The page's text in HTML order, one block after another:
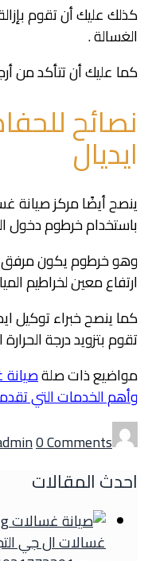
كذلك عليك أن تقوم
الغسالة .
كما عليك أن تتأكد من
نصائح
ايديال
ينصح أيضًا مركز صيانة
باستخدام خرطوم دخول
وهو خرطوم يكون مرفق
ارتفاع معين لخراطيم
كما ينصح خبراء توكيل
تقوم بتزويد درجة الحرارة
مواضيع ذات صلة
وأهم الخدمات التي
Author
0 Comments
احدث المقالات
غسالات ال جي